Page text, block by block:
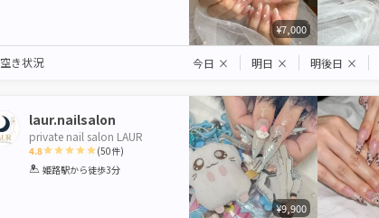
¥7,000
空き状況 今日 × 明日 × 明後日 ×
laur.nailsalon
private nail salon LAUR
4.8
1 2 3 4 5
(50件)
姫路駅から徒歩3分
¥9,900